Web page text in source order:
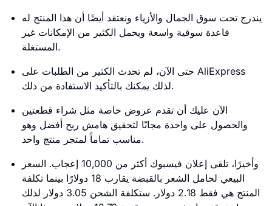
يندرج تحت سوق الجمال والأزياء ونعتقد أيضًا أن هذا المنتج له
قاعدة سوقية واسعة ويحمل الكثير من الإمكانات غير
المستغلة.
حتى الآن، لم تحدث الكثير من الطلبات على AliExpress
لذلك يمكنك بالتأكيد الاستفادة من ذلك.
الآن عليك أن تقدم عروض خاصة مثل شراء قطعتين
والحصول على واحدة مجانًا لتحقيق هامش ربح أفضل وهو
مناسب تماماً لمتجر منتج واحد.
وأخيرًا، تلقى إعلان فيسبوك أكثر من 10,000 إعجاب. السعر
البيعي لحامل الشعر بالقبضة يقارب 18 دولارًا بينما تكلفة
المنتج هي فقط 2.18 دولار. ستكلفة الشحن 3.05 دولار لذلك